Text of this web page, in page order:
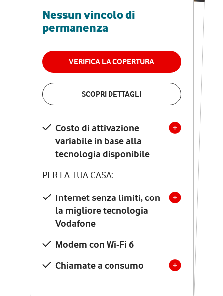
Nessun vincolo di
permanenza
VERIFICA LA COPERTURA
SCOPRI DETTAGLI
Costo di attivazione
variabile in base alla
tecnologia disponibile
PER LA TUA CASA:
Internet senza limiti, con
la migliore tecnologia
Vodafone
Modem con Wi-Fi 6
Chiamate a consumo
RETE FISSA + VODAFONE CLUB
29,95€
permanenza
VERIFICA LA COPERTURA
Costo di attivazione
variabile in base alla
tecnologia disponibile
PER LA TUA CASA:
Internet senza limiti, con
la migliore tecnologia
Vodafone
Modem Seven con Wi-Fi 7
Chiamate illimitate verso
numeri fissi e mobili
nazionali